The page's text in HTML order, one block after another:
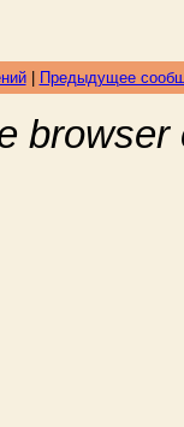
| Предыдущее